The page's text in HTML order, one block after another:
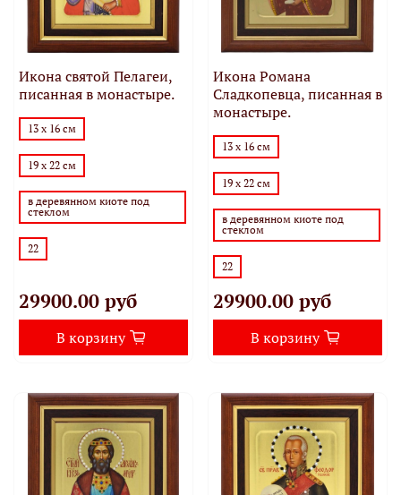
Икона святой Пелагеи,
писанная в монастыре.
13 х 16 см
19 х 22 см
в деревянном киоте под
стеклом
22
29900.00 руб
В корзину
Икона Романа
Сладкопевца, писанная в
монастыре.
13 х 16 см
19 х 22 см
в деревянном киоте под
стеклом
22
29900.00 руб
В корзину